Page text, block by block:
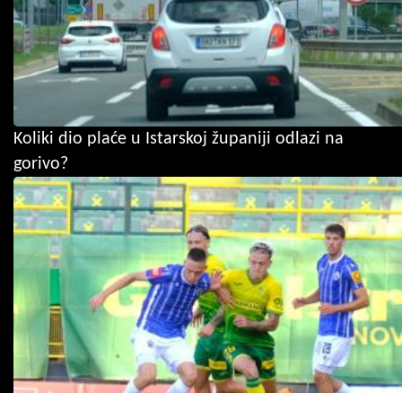
Koliki dio plaće u Istarskoj županiji odlazi na
gorivo?